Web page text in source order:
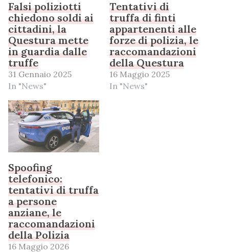
Falsi poliziotti
chiedono soldi ai
cittadini, la
Questura mette
in guardia dalle
truffe
31 Gennaio 2025
In "News"
Tentativi di
truffa di finti
appartenenti alle
forze di polizia, le
raccomandazioni
della Questura
16 Maggio 2025
In "News"
Spoofing
telefonico:
tentativi di truffa
a persone
anziane, le
raccomandazioni
della Polizia
16 Maggio 2026